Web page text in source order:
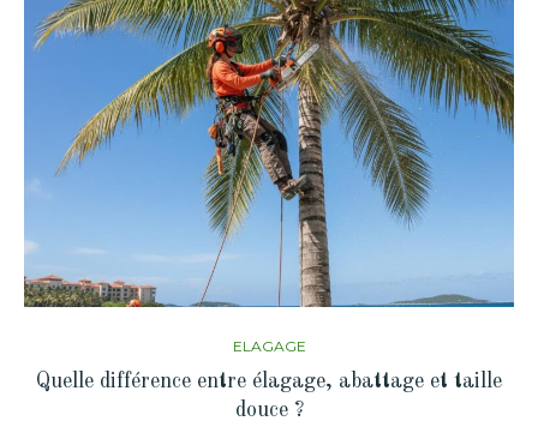
ELAGAGE
Quelle différence entre élagage, abattage et taille
douce ?